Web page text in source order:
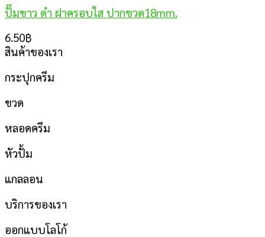
ปั๊มขาว ดำ ฝาครอบใส ปากขวด18mm.
6.50฿
สินค้าของเรา
กระปุกครีม
ขวด
หลอดครีม
หัวปั้ม
แกลลอน
บริการของเรา
ออกแบบโลโก้